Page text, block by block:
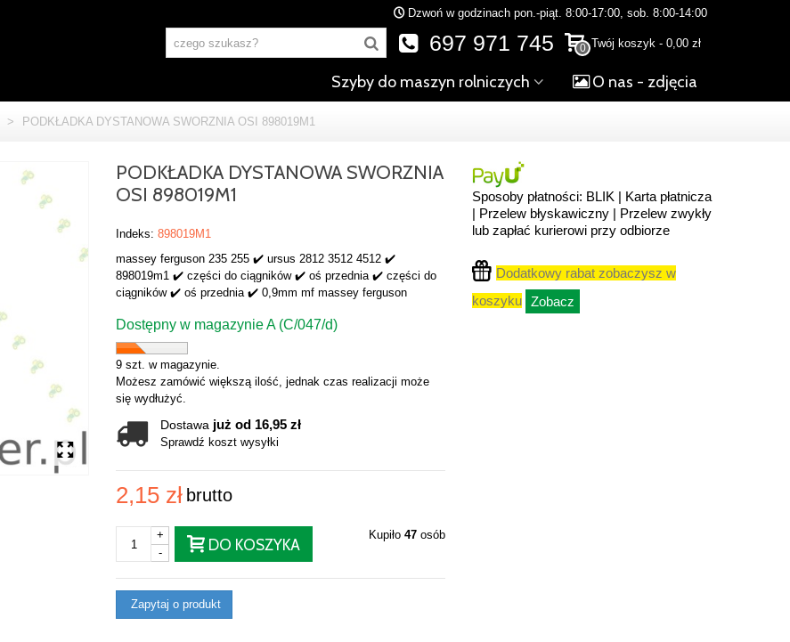
Dzwoń w godzinach pon.-piąt. 8:00-17:00, sob. 8:00-14:00
0 Twój koszyk - 0,00 zł
697 971 745
Szyby do maszyn rolniczych O nas - zdjęcia
> PODKŁADKA DYSTANOWA SWORZNIA OSI 898019M1
PODKŁADKA DYSTANOWA SWORZNIA
OSI 898019M1
Indeks: 898019M1
massey ferguson 235 255 ✔️ ursus 2812 3512 4512 ✔️
898019m1 ✔️ części do ciągników ✔️ oś przednia ✔️ części do
ciągników ✔️ oś przednia ✔️ 0,9mm mf massey ferguson
Dostępny w magazynie A (C/047/d)
9 szt. w magazynie.
Możesz zamówić większą ilość, jednak czas realizacji może
się wydłużyć.
Dostawa już od 16,95 zł
Sprawdź koszt wysyłki
2,15 zł brutto
-
+
DO KOSZYKA
Kupiło 47osób
Zapytaj o produkt
Sposoby płatności: BLIK | Karta płatnicza
| Przelew błyskawiczny | Przelew zwykły
lub zapłać kurierowi przy odbiorze
Dodatkowy rabat zobaczysz w
koszyku Zobacz